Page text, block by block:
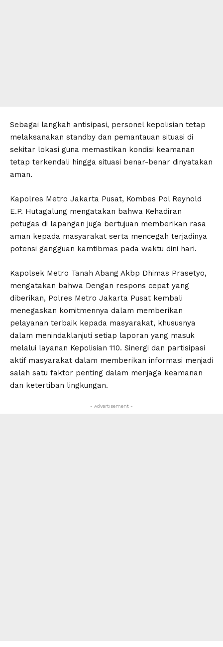
Sebagai langkah antisipasi, personel kepolisian tetap
melaksanakan standby dan pemantauan situasi di
sekitar lokasi guna memastikan kondisi keamanan
tetap terkendali hingga situasi benar-benar dinyatakan
aman.
Kapolres Metro Jakarta Pusat, Kombes Pol Reynold
E.P. Hutagalung mengatakan bahwa Kehadiran
petugas di lapangan juga bertujuan memberikan rasa
aman kepada masyarakat serta mencegah terjadinya
potensi gangguan kamtibmas pada waktu dini hari.
Kapolsek Metro Tanah Abang Akbp Dhimas Prasetyo,
mengatakan bahwa Dengan respons cepat yang
diberikan, Polres Metro Jakarta Pusat kembali
menegaskan komitmennya dalam memberikan
pelayanan terbaik kepada masyarakat, khususnya
dalam menindaklanjuti setiap laporan yang masuk
melalui layanan Kepolisian 110. Sinergi dan partisipasi
aktif masyarakat dalam memberikan informasi menjadi
salah satu faktor penting dalam menjaga keamanan
dan ketertiban lingkungan.
- Advertisement -